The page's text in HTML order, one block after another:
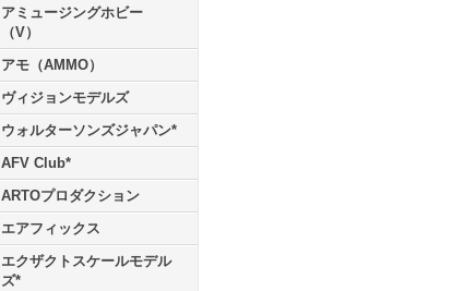
アミュージングホビー
（V）
アモ（AMMO）
ヴィジョンモデルズ
ウォルターソンズジャパン*
AFV Club*
ARTOプロダクション
エアフィックス
エクザクトスケールモデル
ズ*